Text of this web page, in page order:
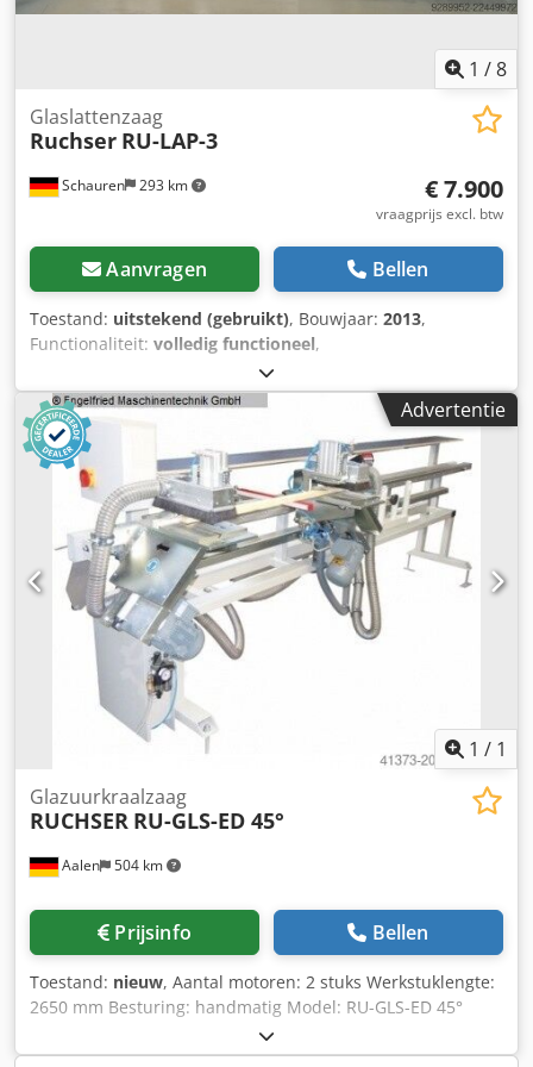
1 /8
Schauren 293 km
Glaslattenzaag
Ruchser RU-LAP-3
€ 7.900
vraagprijs excl. btw
Aanvragen Bellen
Toestand: uitstekend (gebruikt), Bouwjaar: 2013,
Functionaliteit: volledig functioneel,
006537
meetstokken om de ramen op te meten (kort en lang), die
de afmetingen voor het zagen van de glaslijsten draadloos
naar de zaag overbrengen. De afmetingen kunnen
vervolgens op de zaag worden uitgelezen en de aanslag
van de zaag wordt mechanisch versteld. Dcjdpfx Alezqd
Advertentie
1 / 1
Aalen 504 km
Glazuurkraalzaag
RUCHSER RU-GLS-ED 45°
Prijsinfo Bellen
Toestand: nieuw, Aantal motoren: 2 stuks Werkstuklengte:
2650 mm Besturing: handmatig Model: RU-GLS-ED 45°
Glaslatenzaag ----- Ontwikkeld voor het in paren zagen van
glaslatten De RU-GLS-ED45° dubbele glaslatenzaag kan